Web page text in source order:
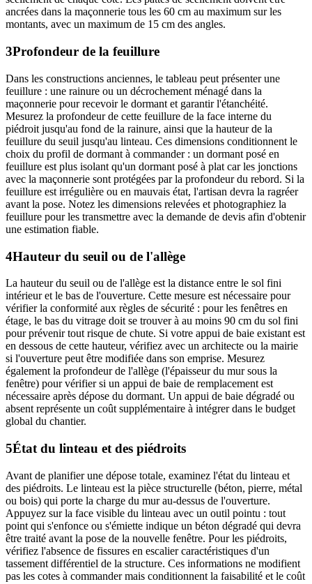
ancrées dans la maçonnerie tous les 60 cm au maximum sur les
montants, avec un maximum de 15 cm des angles.
3Profondeur de la feuillure
Dans les constructions anciennes, le tableau peut présenter une
feuillure : une rainure ou un décrochement ménagé dans la
maçonnerie pour recevoir le dormant et garantir l'étanchéité.
Mesurez la profondeur de cette feuillure de la face interne du
piédroit jusqu'au fond de la rainure, ainsi que la hauteur de la
feuillure du seuil jusqu'au linteau. Ces dimensions conditionnent le
choix du profil de dormant à commander : un dormant posé en
feuillure est plus isolant qu'un dormant posé à plat car les jonctions
avec la maçonnerie sont protégées par la profondeur du rebord. Si la
feuillure est irrégulière ou en mauvais état, l'artisan devra la ragréer
avant la pose. Notez les dimensions relevées et photographiez la
feuillure pour les transmettre avec la demande de devis afin d'obtenir
une estimation fiable.
4Hauteur du seuil ou de l'allège
La hauteur du seuil ou de l'allège est la distance entre le sol fini
intérieur et le bas de l'ouverture. Cette mesure est nécessaire pour
vérifier la conformité aux règles de sécurité : pour les fenêtres en
étage, le bas du vitrage doit se trouver à au moins 90 cm du sol fini
pour prévenir tout risque de chute. Si votre appui de baie existant est
en dessous de cette hauteur, vérifiez avec un architecte ou la mairie
si l'ouverture peut être modifiée dans son emprise. Mesurez
également la profondeur de l'allège (l'épaisseur du mur sous la
fenêtre) pour vérifier si un appui de baie de remplacement est
nécessaire après dépose du dormant. Un appui de baie dégradé ou
absent représente un coût supplémentaire à intégrer dans le budget
global du chantier.
5État du linteau et des piédroits
Avant de planifier une dépose totale, examinez l'état du linteau et
des piédroits. Le linteau est la pièce structurelle (béton, pierre, métal
ou bois) qui porte la charge du mur au-dessus de l'ouverture.
Appuyez sur la face visible du linteau avec un outil pointu : tout
point qui s'enfonce ou s'émiette indique un béton dégradé qui devra
être traité avant la pose de la nouvelle fenêtre. Pour les piédroits,
vérifiez l'absence de fissures en escalier caractéristiques d'un
tassement différentiel de la structure. Ces informations ne modifient
pas les cotes à commander mais conditionnent la faisabilité et le coût